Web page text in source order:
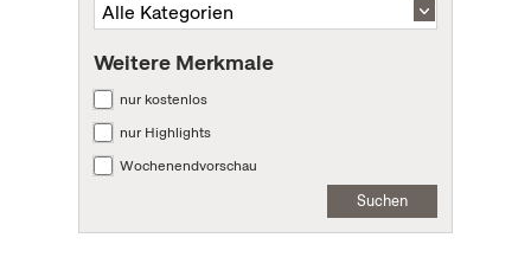
Weitere Merkmale
nur kostenlos
nur Highlights
Wochenendvorschau
Suchen